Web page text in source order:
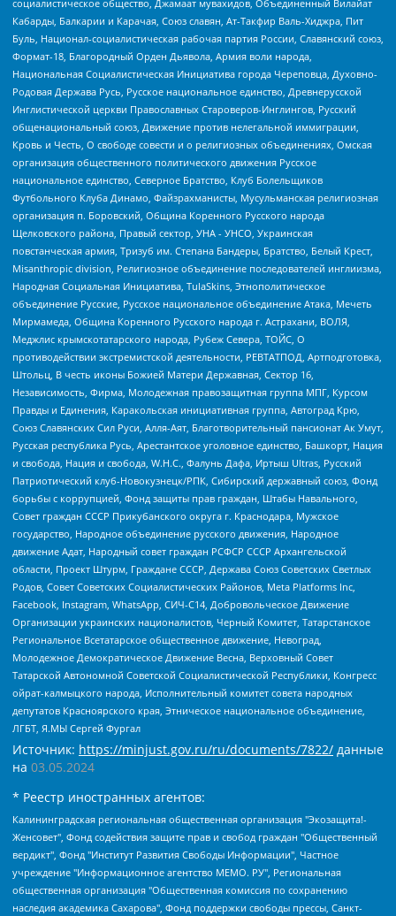
социалистическое общество, Джамаат мувахидов, Объединенный Вилайат
Кабарды, Балкарии и Карачая, Союз славян, Ат-Такфир Валь-Хиджра, Пит
Буль, Национал-социалистическая рабочая партия России, Славянский союз,
Формат-18, Благородный Орден Дьявола, Армия воли народа,
Национальная Социалистическая Инициатива города Череповца, Духовно-
Родовая Держава Русь, Русское национальное единство, Древнерусской
Инглистической церкви Православных Староверов-Инглингов, Русский
общенациональный союз, Движение против нелегальной иммиграции,
Кровь и Честь, О свободе совести и о религиозных объединениях, Омская
организация общественного политического движения Русское
национальное единство, Северное Братство, Клуб Болельщиков
Футбольного Клуба Динамо, Файзрахманисты, Мусульманская религиозная
организация п. Боровский, Община Коренного Русского народа
Щелковского района, Правый сектор, УНА - УНСО, Украинская
повстанческая армия, Тризуб им. Степана Бандеры, Братство, Белый Крест,
Misanthropic division, Религиозное объединение последователей инглиизма,
Народная Социальная Инициатива, TulaSkins, Этнополитическое
объединение Русские, Русское национальное объединение Атака, Мечеть
Мирмамеда, Община Коренного Русского народа г. Астрахани, ВОЛЯ,
Меджлис крымскотатарского народа, Рубеж Севера, ТОЙС, О
противодействии экстремистской деятельности, РЕВТАТПОД, Артподготовка,
Штольц, В честь иконы Божией Матери Державная, Сектор 16,
Независимость, Фирма, Молодежная правозащитная группа МПГ, Курсом
Правды и Единения, Каракольская инициативная группа, Автоград Крю,
Союз Славянских Сил Руси, Алля-Аят, Благотворительный пансионат Ак Умут,
Русская республика Русь, Арестантское уголовное единство, Башкорт, Нация
и свобода, Нация и свобода, W.H.С., Фалунь Дафа, Иртыш Ultras, Русский
Патриотический клуб-Новокузнецк/РПК, Сибирский державный союз, Фонд
борьбы с коррупцией, Фонд защиты прав граждан, Штабы Навального,
Совет граждан СССР Прикубанского округа г. Краснодара, Мужское
государство, Народное объединение русского движения, Народное
движение Адат, Народный совет граждан РСФСР СССР Архангельской
области, Проект Штурм, Граждане СССР, Держава Союз Советских Светлых
Родов, Совет Советских Социалистических Районов, Meta Platforms Inc,
Facebook, Instagram, WhatsApp, СИЧ-С14, Добровольческое Движение
Организации украинских националистов, Черный Комитет, Татарстанское
Региональное Всетатарское общественное движение, Невоград,
Молодежное Демократическое Движение Весна, Верховный Совет
Татарской Автономной Советской Социалистической Республики, Конгресс
ойрат-калмыцкого народа, Исполнительный комитет совета народных
депутатов Красноярского края, Этническое национальное объединение,
ЛГБТ, Я.МЫ Сергей Фургал
Источник: https://minjust.gov.ru/ru/documents/7822/ данные
на 03.05.2024
* Реестр иностранных агентов:
Калининградская региональная общественная организация "Экозащита!-Женсовет", Фонд содействия защите прав и свобод граждан "Общественный вердикт", Фонд "Институт Развития Свободы Информации", Частное учреждение "Информационное агентство МЕМО. РУ", Региональная общественная организация "Общественная комиссия по сохранению наследия академика Сахарова", Фонд поддержки свободы прессы, Санкт-Петербургская общественная правозащитная организация "Гражданский контроль", Межрегиональная общественная организация "Информационно-просветительский центр "Мемориал", Региональный Фонд "Центр Защиты Прав Средств Массовой Информации", с 05.12.2023 Фонд "Центр Защиты Прав Средств массовой информации", Региональная общественная благотворительная организация помощи беженцам и мигрантам "Гражданское содействие", Негосударственное образовательное учреждение дополнительного профессионального образования (повышение квалификации) специалистов "АКАДЕМИЯ ПО ПРАВАМ ЧЕЛОВЕКА", Свердловская региональная общественная организация "Сутяжник", Автономная некоммерческая организация "Центр независимых социологических исследований", Союз общественных объединений "Российский исследовательский центр по правам человека", Региональное общественное учреждение научно-информационный центр "МЕМОРИАЛ", Некоммерческая организация "Фонд защиты гласности", Автономная некоммерческая организация "Институт прав человека", Городская общественная организация "Екатеринбургское общество "МЕМОРИАЛ", Городская общественная организация "Рязанское историко-просветительское и правозащитное общество "Мемориал" (Рязанский Мемориал), Челябинский региональный орган общественной самодеятельности – женское общественное объединение "Женщины Евразии", Челябинский региональный орган общественной самодеятельности "Уральская правозащитная группа", Фонд содействия защите здоровья и социальной справедливости имени Андрея Рылькова, Автономная Некоммерческая Организация "Аналитический Центр Юрия Левады", Автономная некоммерческая организация социальной поддержки населения "Проект Апрель", Региональная общественная организация помощи женщинам и детям, находящимся в кризисной ситуации "Информационно-методический центр "Анна", Фонд содействия развитию массовых коммуникаций и правовому просвещению "Так-так-Так", Фонд содействия устойчивому развитию "Серебряная тайга", Свердловский региональный общественный фонд социальных проектов "Новое время", "Idel.Реалии", Кавказ.Реалии, Крым.Реалии, Телеканал Настоящее Время, Татаро-башкирская служба Радио Свобода (Azatliq Radiosi), Радио Свободная Европа/Радио Свобода (PCE/PC), "Сибирь.Реалии", "Фактограф", Благотворительный фонд помощи осужденным и их семьям, Автономная некоммерческая организация "Институт глобализации и социальных движений", Фонд "В защиту прав заключенных", Частное учреждение "Центр поддержки и содействия развитию средств массовой информации", Пензенский региональный общественный благотворительный фонд "Гражданский союз", "Север.Реалии", Некоммерческая организация Фонд "Правовая инициатива", Общество с ограниченной ответственностью "Радио Свободная Европа/Радио Свобода", Чешское информационное агентство "MEDIUM-ORIENT", Красноярская региональная общественная организация "Мы против СПИДа", Камалягин Денис Николаевич, Маркелов Сергей Евгеньевич, Пономарев Лев Александрович, Савицкая Людмила Алексеевна, Автономная некоммерческая организация "Центр по работе с проблемой насилия "НАСИЛИЮ.НЕТ", Межрегиональный профессиональный союз работников здравоохранения "Альянс врачей", Юридическое лицо, зарегистрированное в Латвийской Республике, SIA "Medusa Project" (регистрационный номер 40103797863, дата регистрации 10.06.2014), Некоммерческая организация "Фонд по борьбе с коррупцией", Автономная некоммерческая организация "Институт права и публичной политики", Баданин Роман Сергеевич, Гликин Максим Александрович, Железнова Мария Михайловна, Лукьянова Юлия Сергеевна, Маетная Елизавета Витальевна, Маняхин Петр Борисович, Чуракова Ольга Владимировна, Ярош Юлия Петровна, Юридическое лицо "The Insider SIA", зарегистрированное в Риге, Латвийская Республика (дата регистрации 26.06.2015), являющееся администратором доменного имени интернет-издания "The Insider SIA", https://theins.ru, Постернак Алексей Евгеньевич, Рубин Михаил Аркадьевич, Анин Роман Александрович, Юридическое лицо Istories fonds, зарегистрированное в Латвийской Республике (регистрационный номер 50008295751, дата регистрации 24.02.2020), Великовский Дмитрий Александрович, Долинина Ирина Николаевна, Мароховская Алеся Алексеевна, Шлейнов Роман Юрьевич, Шмагун Олеся Валентиновна, Общество с ограниченной ответственностью "Альтаир 2021", Общество с ограниченной ответственностью "Вега 2021", Общество с ограниченной ответственностью "Главный редактор 2021", Общество с ограниченной ответственностью "Ромашки монолит", Важенков Артем Валерьевич, Ивановская областная общественная организация "Центр гендерных исследований", Гурман Юрий Альбертович, Медиапроект "ОВД-Инфо", Егоров Владимир Владимирович, Жилинский Владимир Александрович, Общество с ограниченной ответственностью "ЗП", Иванова София Юрьевна, Карезина Инна Павловна, Кильтау Екатерина Викторовна, Петров Алексей Викторович, Пискунов Сергей Евгеньевич, Смирнов Сергей Сергеевич, Тихонов Михаил Сергеевич, Общество с ограниченной ответственностью "ЖУРНАЛИСТ-ИНОСТРАННЫЙ АГЕНТ", Арапова Галина Юрьевна, Вольтская Татьяна Анатольевна, Американская компания "Mason G.E.S. Anonymous Foundation" (США), являющаяся владельцем интернет-издания https://mnews.world/, Компания "Stichting Bellingcat", зарегистрированная в Нидерландах (дата регистрации 11.07.2018), Захаров Андрей Вячеславович, Клепиковская Екатерина Дмитриевна, Общество с ограниченной ответственностью "МЕМО", Перл Роман Александрович, Симонов Евгений Алексеевич, Соловьева Елена Анатольевна, Сотников Даниил Владимирович, Сурначева Елизавета Дмитриевна, Автономная некоммерческая организация по защите прав человека и информированию населения "Якутия – Наше Мнение", Общество с ограниченной ответственностью "Москоу диджитал медиа", с 26.01.2023 Общество с ограниченной ответственностью "Чайка Белые сады", Ветошкина Валерия Валерьевна, Заговора Максим Александрович, Межрегиональное общественное движение "Российская ЛГБТ - сеть", Оленичев Максим Владимирович, Павлов Иван Юрьевич, Скворцова Елена Сергеевна, Общество с ограниченной ответственностью "Как бы инагент", Кочетков Игорь Викторович, Общество с ограниченной ответственностью "Честные выборы", Еланчик Олег Александрович, Общество с ограниченной ответственностью "Нобелевский призыв", Гималова Регина Эмилевна, Григорьев Андрей Валерьевич, Григорьева Алина Александровна, Ассоциация по содействию защите прав призывников, альтернативнослужащих и военнослужащих "Правозащитная группа "Гражданин.Армия.Право", Хисамова Регина Фаритовна, Автономная некоммерческая организация по реализации социально-правовых программ "Лилит", Дальневосточное общественное движение "Маяк", Санкт-Петербургская ЛГБТ-инициативная группа "Выход", Инициативная группа ЛГБТ+ "Реверс", Алексеев Андрей Викторович, Бекбулатова Таисия Львовна, Беляев Иван Михайлович, Владыкина Елена Сергеевна, Гельман Марат Александрович, Никульшина Вероника Юрьевна, Толоконникова Надежда Андреевна, Шендерович Виктор Анатольевич, Общество с ограниченной ответственностью "Данное сообщение", Общество с ограниченной ответственностью Издательский дом "Новая глава", Айнбиндер Александра Александровна, Московский комьюнити-центр для ЛГБТ+инициатив, Благотворительный фонд развития филантропии, Deutsche Welle (Германия, Kurt-Schumacher-Strasse 3, 53113 Bonn), Борзунова Мария Михайловна, Воробьев Виктор Викторович, Голубева Анна Львовна, Константинова Алла Михайловна, Малкова Ирина Владимировна, Мурадов Мурад Абдулгалимович, Осетинская Елизавета Николаевна, Понасенков Евгений Николаевич, Ганапольский Матвей Юрьевич, Киселев Евгений Алексеевич, Борухович Ирина Григорьевна, Дремин Иван Тимофеевич, Дубровский Дмитрий Викторович, Красноярская региональная общественная организация поддержки и развития альтернативных образовательных технологий и межкультурных коммуникаций "ИНТЕРРА", Маяковская Екатерина Алексеевна, Фейгин Марк Захарович, Филимонов Андрей Викторович, Дзугкоева Регина Николаевна, Доброхотов Роман Александрович, Дудь Юрий Александрович, Елкин Сергей Владимирович, Кругликов Кирилл Игоревич, Сабунаева Мария Леонидовна, Семенов Алексей Владимирович, Шаинян Карен Багратович, Шульман Екатерина Михайловна, Асафьев Артур Валерьевич, Вахштайн Виктор Семенович, Венедиктов Алексей Алексеевич, Лушникова Екатерина Евгеньевна, Волков Леонид Михайлович, Невзоров Александр Глебович, Пархоменко Сергей Борисович, Сироткин Ярослав Николаевич, Кара-Мурза Владимир Владимирович, Баранова Наталья Владимировна, Гозман Леонид Яковлевич, Кагарлицкий Борис Юльевич, Климарев Михаил Валерьевич, Милов Владимир Станиславович, Автономная некоммерческая организация Краснодарский центр современного искусства "Типография", Моргенштерн Алишер Тагирович, Соболь Любовь Эдуардовна, Общество с ограниченной ответственностью "ЛИЗА НОРМ", Каспаров Гарри Кимович, Ходорковский Михаил Борисович, Общество с ограниченной ответственностью "Апрельские тезисы", Данилович Ирина Брониславовна, Кашин Олег Владимирович, Петров Николай Владимирович, Пивоваров Алексей Владимирович, Соколов Михаил Владимирович, Цветкова Юлия Владимировна, Чичваркин Евгений Александрович, Комитет против пыток/Команда против пыток, Общество с ограниченной ответственностью "Первый научный", Общество с ограниченной ответственностью "Вертолет и ко", Белоцерковская Вероника Борисовна, Кац Максим Евгеньевич, Лазарева Татьяна Юрьевна, Шаведдинов Руслан Табризович, Яшин Илья Валерьевич, Общество с ограниченной ответственностью "Иноагент ААВ", Алешковский Дмитрий Петрович, Альбац Евгения Марковна, Быков Дмитрий Львович, Галямина Юлия Евгеньевна, Лойко Сергей Леонидович, Мартынов Кирилл Константинович, Медведев Сергей Александрович, Крашенинников Федор Геннадиевич, Гордеева Катерина Вл